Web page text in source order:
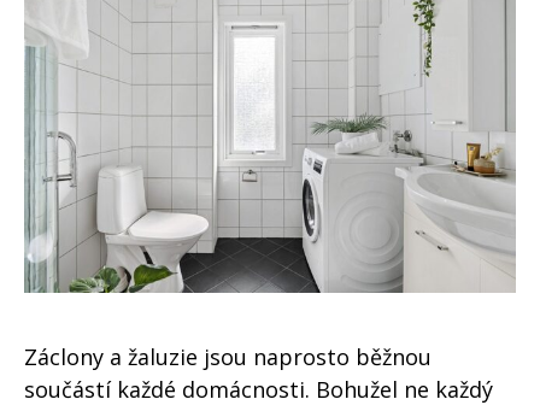
Záclony a žaluzie jsou naprosto běžnou
součástí každé domácnosti. Bohužel ne každý